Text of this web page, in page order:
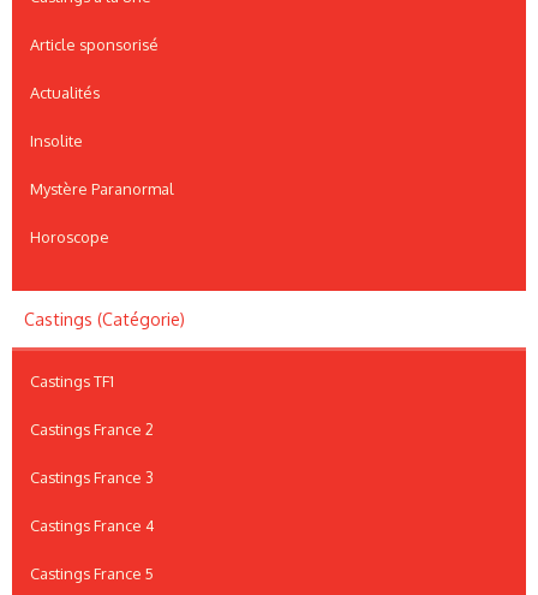
Article sponsorisé
Actualités
Insolite
Mystère Paranormal
Horoscope
Castings (Catégorie)
Castings TF1
Castings France 2
Castings France 3
Castings France 4
Castings France 5